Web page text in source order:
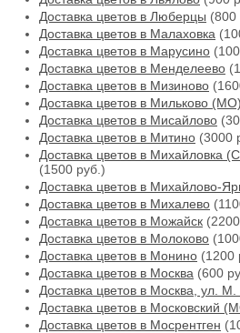
Доставка цветов в Люберцы (800
Доставка цветов в Малаховка
Доставка цветов в Марусино
Доставка цветов в Менделеево
Доставка цветов в Мизиново
Доставка цветов в Мильково (МО)
Доставка цветов в Мисайлово
Доставка цветов в Митино (3000
Доставка цветов в Михайловка
(1500 руб.)
Доставка цветов в Михайлово-
Доставка цветов в Михалево
Доставка цветов в Можайск
Доставка цветов в Молоково
Доставка цветов в Монино (1200
Доставка цветов в Москва (600
Доставка цветов в Москва, ул.
Доставка цветов в Московский
Доставка цветов в Мосрентген